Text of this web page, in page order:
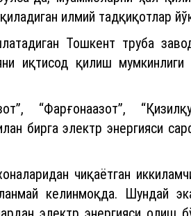
Тошкент труба
иқтисод қилиш мумкинлиги
“Фарғонаазот”,
бирга электр энергияси
чиқаётган
келинмоқда. Шундай
электр энергияси олиш